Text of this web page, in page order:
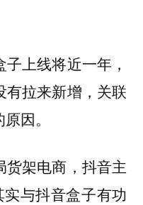
上线将近一年，
拉来新增，关联
因。
架电商，抖音主
实与抖音盒子有功